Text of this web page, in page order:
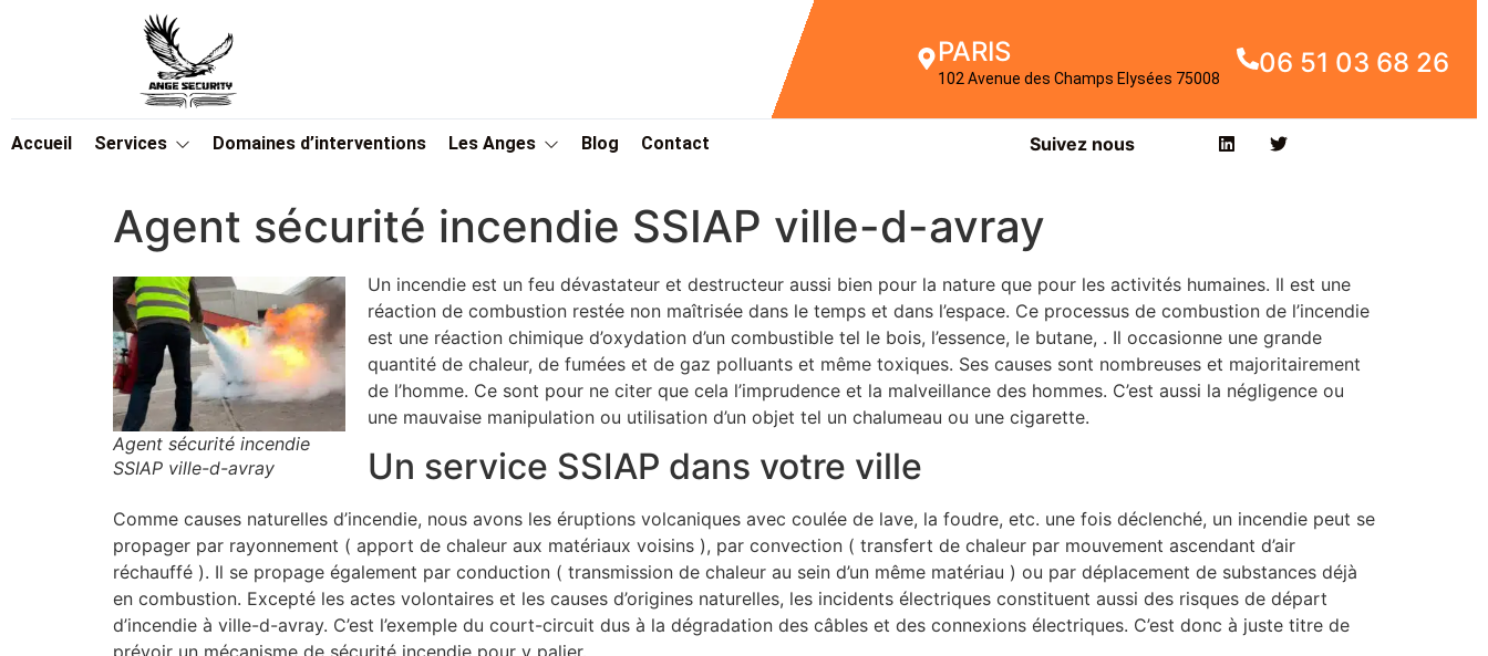
PARIS
102 Avenue des Champs Elysées 75008 06 51 03 68 26
Accueil Services Domaines d’interventions Les Anges Blog Contact Suivez nous
Agent sécurité incendie SSIAP ville-d-avray
Agent sécurité incendie
SSIAP ville-d-avray
Un incendie est un feu dévastateur et destructeur aussi bien pour la nature que pour les activités humaines. Il est une
réaction de combustion restée non maîtrisée dans le temps et dans l’espace. Ce processus de combustion de l’incendie
est une réaction chimique d’oxydation d’un combustible tel le bois, l’essence, le butane, . Il occasionne une grande
quantité de chaleur, de fumées et de gaz polluants et même toxiques. Ses causes sont nombreuses et majoritairement
de l’homme. Ce sont pour ne citer que cela l’imprudence et la malveillance des hommes. C’est aussi la négligence ou
une mauvaise manipulation ou utilisation d’un objet tel un chalumeau ou une cigarette.
Un service SSIAP dans votre ville
Comme causes naturelles d’incendie, nous avons les éruptions volcaniques avec coulée de lave, la foudre, etc. une fois déclenché, un incendie peut se
propager par rayonnement ( apport de chaleur aux matériaux voisins ), par convection ( transfert de chaleur par mouvement ascendant d’air
réchauffé ). Il se propage également par conduction ( transmission de chaleur au sein d’un même matériau ) ou par déplacement de substances déjà
en combustion. Excepté les actes volontaires et les causes d’origines naturelles, les incidents électriques constituent aussi des risques de départ
d’incendie à ville-d-avray. C’est l’exemple du court-circuit dus à la dégradation des câbles et des connexions électriques. C’est donc à juste titre de